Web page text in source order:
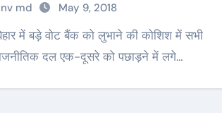
md May 9, 2018
में सभी
दल एक-दूसरे को पछाड़ने में लगे…